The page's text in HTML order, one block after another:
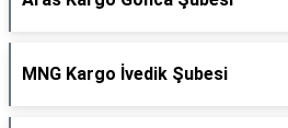
MNG Kargo İvedik Şubesi